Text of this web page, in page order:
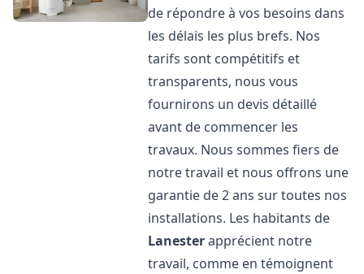
de répondre à vos besoins dans
les délais les plus brefs. Nos
tarifs sont compétitifs et
transparents, nous vous
fournirons un devis détaillé
avant de commencer les
travaux. Nous sommes fiers de
notre travail et nous offrons une
garantie de 2 ans sur toutes nos
installations. Les habitants de
Lanesterapprécient notre
travail, comme en témoignent